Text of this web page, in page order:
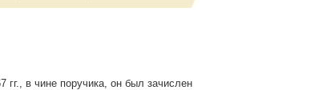
в чине поручика, он был зачислен